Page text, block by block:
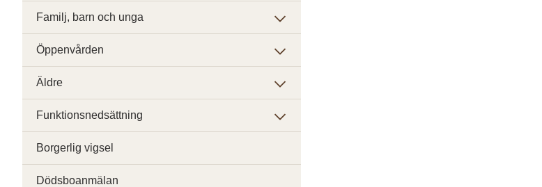
Familj, barn och unga
Öppenvården
Äldre
Funktionsnedsättning
Borgerlig vigsel
Dödsboanmälan